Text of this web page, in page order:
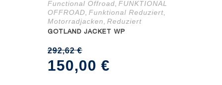
Functional Offroad, FUNKTIONAL
OFFROAD, Funktional Reduziert,
Motorradjacken , Reduziert
GOTLAND JACKET WP
292,62€
Ursprünglicher
150,00 €